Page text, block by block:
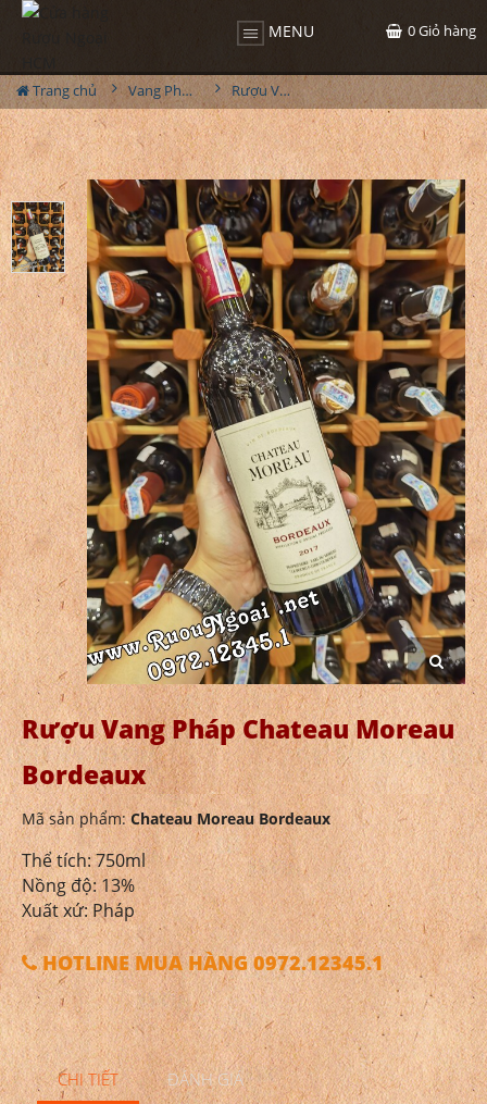
MENU 0Giỏ hàng
Trang chủ Vang Pháp Rượu Vang Pháp Chateau Moreau Bordeaux
Rượu Vang Pháp Chateau Moreau
Bordeaux
Mã sản phẩm:Chateau Moreau Bordeaux
Thể tích: 750ml
Nồng độ: 13%
Xuất xứ: Pháp
HOTLINE MUA HÀNG 0972.12345.1
CHI TIẾT ĐÁNH GIÁ